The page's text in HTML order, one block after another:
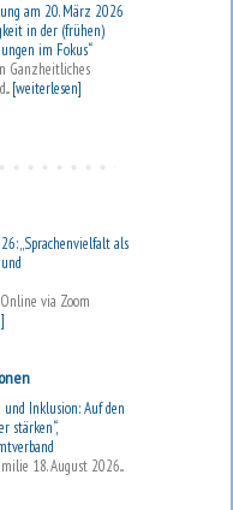
am 20. März 2026
in der (frühen)
im Fokus“
Ganzheitliches
[weiterlesen]
„Sprachenvielfalt als
via Zoom
und Inklusion: Auf den
stärken“,
18. August 2026...